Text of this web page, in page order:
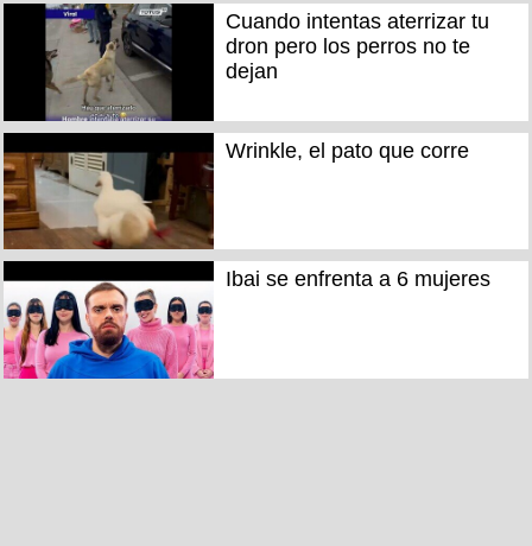
Cuando intentas aterrizar tu
dron pero los perros no te
dejan
Wrinkle, el pato que corre
Ibai se enfrenta a 6 mujeres